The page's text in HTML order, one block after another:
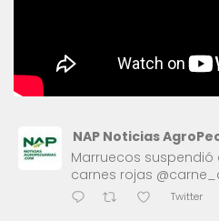
NAP Noticias
Marruecos suspendió
carnes rojas
Twitter